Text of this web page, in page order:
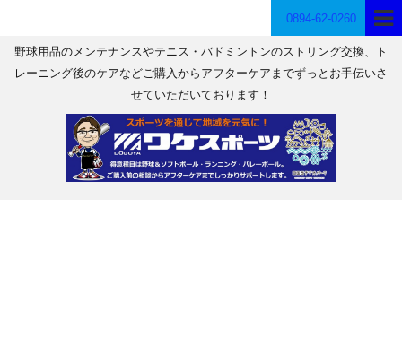
0894-62-0260
野球用品のメンテナンスやテニス・バドミントンのストリング交換、ト
レーニング後のケアなどご購入からアフターケアまでずっとお手伝いさ
せていただいております！